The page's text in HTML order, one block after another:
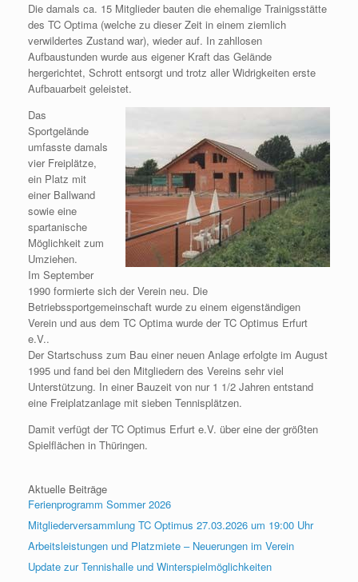
Die damals ca. 15 Mitglieder bauten die ehemalige Trainigsstätte
des TC Optima (welche zu dieser Zeit in einem ziemlich
verwildertes Zustand war), wieder auf. In zahllosen
Aufbaustunden wurde aus eigener Kraft das Gelände
hergerichtet, Schrott entsorgt und trotz aller Widrigkeiten erste
Aufbauarbeit geleistet.
Das
Sportgelände
umfasste damals
vier Freiplätze,
ein Platz mit
einer Ballwand
sowie eine
spartanische
Möglichkeit zum
Umziehen.
Im September
1990 formierte sich der Verein neu. Die
Betriebssportgemeinschaft wurde zu einem eigenständigen
Verein und aus dem TC Optima wurde der TC Optimus Erfurt
e.V..
Der Startschuss zum Bau einer neuen Anlage erfolgte im August
1995 und fand bei den Mitgliedern des Vereins sehr viel
Unterstützung. In einer Bauzeit von nur 1 1/2 Jahren entstand
eine Freiplatzanlage mit sieben Tennisplätzen.
Damit verfügt der TC Optimus Erfurt e.V. über eine der größten
Spielflächen in Thüringen.
Aktuelle Beiträge
Ferienprogramm Sommer 2026
Mitgliederversammlung TC Optimus 27.03.2026 um 19:00 Uhr
Arbeitsleistungen und Platzmiete – Neuerungen im Verein
Update zur Tennishalle und Winterspielmöglichkeiten